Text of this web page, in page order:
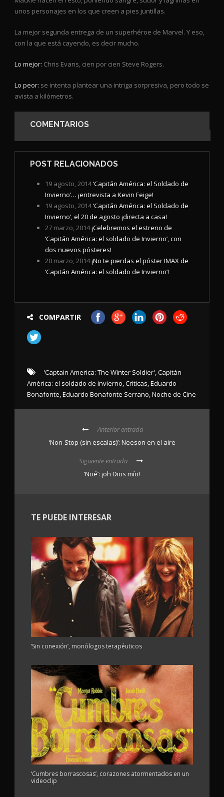
unos personajes en los que creen a pies juntillas.
La mejor segunda entrega de un superhéroe de Marvel. Y eso,
con la que está cayendo, es decir mucho.
Lo mejor: Chris Evans, cien por cien Steve Rogers.
Lo peor: se intenta plantear una intriga sorpresiva, pero todo se
avista a kilómetros.
COMENTARIOS
POST RELACIONADOS
19 agosto, 2014‘Capitán América: el Soldado de
Invierno’… ¡entrevista a Kevin Feige!
19 agosto, 2014‘Capitán América: el Soldado de
Invierno’, el 20 de agosto ¡directa a casa!
27 marzo, 2014¡Celebremos el estreno de
‘Capitán América: el soldado de Invierno’, con
dos nuevos pósteres!
20 marzo, 2014¡No te pierdas el póster IMAX de
‘Capitán América: el soldado de Invierno’!
COMPARTIR
'Captain America: The Winter Soldier',Capitán
América: el soldado de invierno,Críticas,Eduardo
Bonafonte,Eduardo Bonafonte Serrano,Noche de Cine
Anterior entrada
‘Non-Stop (sin escalas)’: Neeson en el aire
Siguiente entrada
‘Noé’: ¡oh Dios mío!
TE PUEDE INTERESAR
‘Sin conexión’, monólogos terapéuticos
‘Cumbres borrascosas’, corazones atormentados en un
videoclip